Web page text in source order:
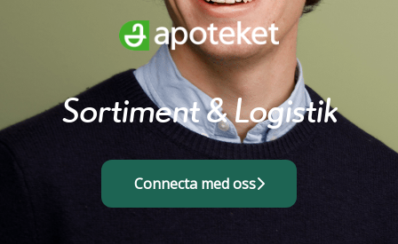
Sortiment & Logistik
Connecta med oss